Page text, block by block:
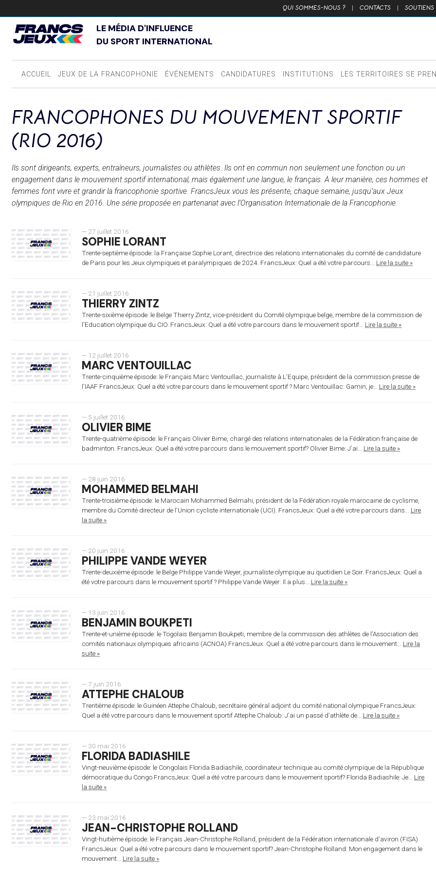
QUI SOMMES-NOUS ? | CONTACTS | SOUTIENS
LE MÉDIA D'INFLUENCE
DU SPORT INTERNATIONAL
ACCUEIL JEUX DE LA FRANCOPHONIE ÉVÉNEMENTS CANDIDATURES INSTITUTIONS LES TERRITOIRES SE
FRANCOPHONES DU MOUVEMENT SPORTIF
(RIO 2016)
Ils sont dirigeants, experts, entraîneurs, journalistes ou athlètes. Ils ont en commun non seulement une fonction ou un
engagement dans le mouvement sportif international, mais également une langue, le français. A leur manière, ces hommes et
femmes font vivre et grandir la francophonie sportive. FrancsJeux vous les présente, chaque semaine, jusqu’aux Jeux
olympiques de Rio en 2016. Une série proposée en partenariat avec l’Organisation Internationale de la Francophonie.
— 27 juillet 2016
SOPHIE LORANT
Trente-septième épisode: la Française Sophie Lorant, directrice des relations internationales du comité de candidature
de Paris pour les Jeux olympiques et paralympiques de 2024. FrancsJeux: Quel a été votre parcours... Lire la suite »
— 21 juillet 2016
THIERRY ZINTZ
Trente-sixième épisode: le Belge Thierry Zintz, vice-président du Comité olympique belge, membre de la commission de
l’Education olympique du CIO. FrancsJeux: Quel a été votre parcours dans le mouvement sportif... Lire la suite »
— 12 juillet 2016
MARC VENTOUILLAC
Trente-cinquième épisode: le Français Marc Ventouillac, journaliste à L’Equipe, président de la commission presse de
l’IAAF FrancsJeux: Quel a été votre parcours dans le mouvement sportif ? Marc Ventouillac: Gamin, je... Lire la suite »
— 5 juillet 2016
OLIVIER BIME
Trente-quatrième épisode: le Français Olivier Bime, chargé des relations internationales de la Fédération française de
badminton. FrancsJeux: Quel a été votre parcours dans le mouvement sportif? Olivier Bime: J’ai... Lire la suite »
— 28 juin 2016
MOHAMMED BELMAHI
Trente-troisième épisode: le Marocain Mohammed Belmahi, président de la Fédération royale marocaine de cyclisme,
membre du Comité directeur de l’Union cycliste internationale (UCI). FrancsJeux: Quel a été votre parcours dans... Lire
la suite »
— 20 juin 2016
PHILIPPE VANDE WEYER
Trente-deuxième épisode: le Belge Philippe Vande Weyer, journaliste olympique au quotidien Le Soir. FrancsJeux: Quel a
été votre parcours dans le mouvement sportif ? Philippe Vande Weyer: Il a plus... Lire la suite »
— 13 juin 2016
BENJAMIN BOUKPETI
Trente-et-unième épisode: le Togolais Benjamin Boukpeti, membre de la commission des athlètes de l’Association des
comités nationaux olympiques africains (ACNOA) FrancsJeux: Quel a été votre parcours dans le mouvement... Lire la
suite »
— 7 juin 2016
ATTEPHE CHALOUB
Trentième épisode: le Guinéen Attephe Chaloub, secrétaire général adjoint du comité national olympique FrancsJeux:
Quel a été votre parcours dans le mouvement sportif Attephe Chaloub: J’ai un passé d’athlète de... Lire la suite »
— 30 mai 2016
FLORIDA BADIASHILE
Vingt-neuvième épisode: le Congolais Florida Badiashile, coordinateur technique au comité olympique de la République
démocratique du Congo FrancsJeux: Quel a été votre parcours dans le mouvement sportif? Florida Badiashile: Je... Lire
la suite »
— 23 mai 2016
JEAN-CHRISTOPHE ROLLAND
Vingt-huitième épisode: le Français Jean-Christophe Rolland, président de la Fédération internationale d’aviron (FISA)
FrancsJeux: Quel a été votre parcours dans le mouvement sportif? Jean-Christophe Rolland: Mon engagement dans le
mouvement... Lire la suite »